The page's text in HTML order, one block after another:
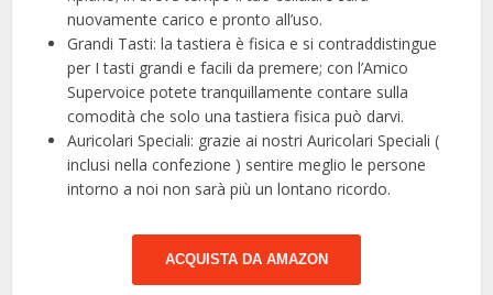
nuovamente carico e pronto all’uso.
Grandi Tasti: la tastiera è fisica e si contraddistingue
per I tasti grandi e facili da premere; con l’Amico
Supervoice potete tranquillamente contare sulla
comodità che solo una tastiera fisica può darvi.
Auricolari Speciali: grazie ai nostri Auricolari Speciali (
inclusi nella confezione ) sentire meglio le persone
intorno a noi non sarà più un lontano ricordo.
ACQUISTA DA AMAZON